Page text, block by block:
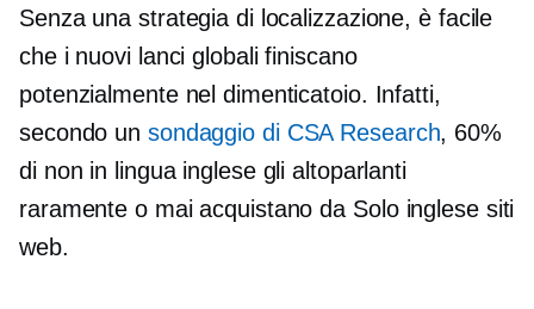
Senza una strategia di localizzazione, è facile
che i nuovi lanci globali finiscano
potenzialmente nel dimenticatoio. Infatti,
secondo un sondaggio di CSA Research, 60%
di non in lingua inglesegli altoparlanti
raramente o mai acquistano da Solo inglesesiti
web.